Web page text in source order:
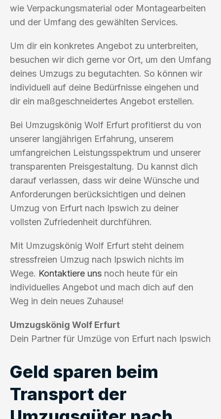
wie Verpackungsmaterial oder Montagearbeiten
und der Umfang des gewählten Services.
Um dir ein konkretes Angebot zu unterbreiten,
besuchen wir dich gerne vor Ort, um den Umfang
deines Umzugs zu begutachten. So können wir
individuell auf deine Bedürfnisse eingehen und
dir ein maßgeschneidertes Angebot erstellen.
Bei Umzugskönig Wolf Erfurt profitierst du von
unserer langjährigen Erfahrung, unserem
umfangreichen Leistungsspektrum und unserer
transparenten Preisgestaltung. Du kannst dich
darauf verlassen, dass wir deine Wünsche und
Anforderungen berücksichtigen und deinen
Umzug von Erfurt nach Ipswich zu deiner
vollsten Zufriedenheit durchführen.
Mit Umzugskönig Wolf Erfurt steht deinem
stressfreien Umzug nach Ipswich nichts im
Wege. Kontaktiere uns noch heute für ein
individuelles Angebot und mach dich auf den
Weg in dein neues Zuhause!
Umzugskönig Wolf Erfurt
Dein Partner für Umzüge von Erfurt nach Ipswich
Geld sparen beim
Transport der